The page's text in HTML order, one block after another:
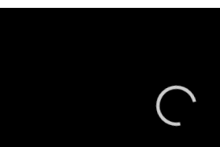
l’administration universitaire a
discussion avec les